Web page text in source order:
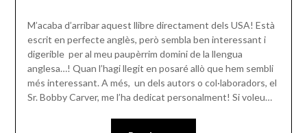
M’acaba d’arribar aquest llibre directament dels USA! Està
escrit en perfecte anglès, però sembla ben interessant i
digerible per al meu paupèrrim domini de la llengua
anglesa…! Quan l’hagi llegit en posaré allò que hem sembli
més interessant. A més, un dels autors o col·laboradors, el
Sr. Bobby Carver, me l’ha dedicat personalment! Si voleu…